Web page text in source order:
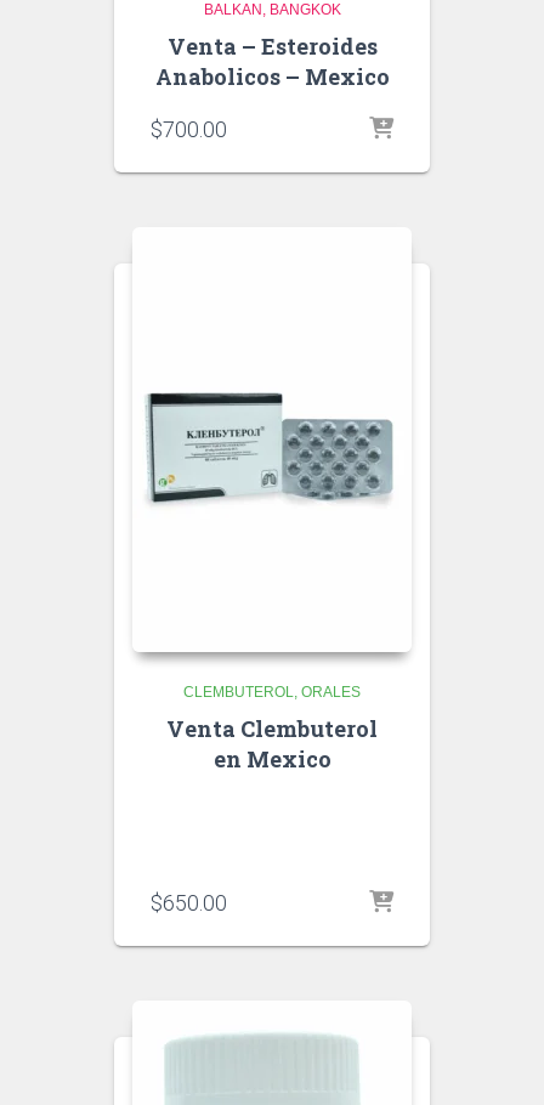
BALKAN BANGKOK
Venta – Esteroides
Anabolicos – Mexico
$700.00
CLEMBUTEROL ORALES
Venta Clembuterol
en Mexico
$650.00